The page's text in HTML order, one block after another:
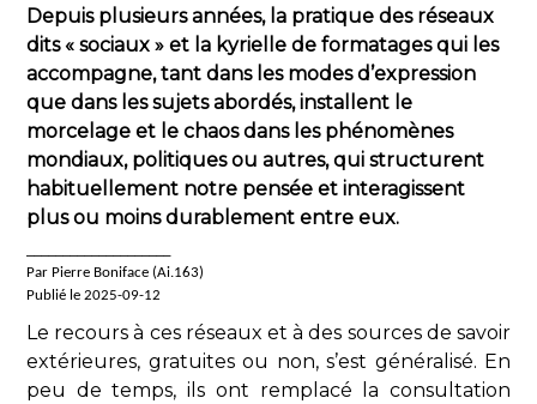
Depuis plusieurs années, la pratique des réseaux
dits « sociaux » et la kyrielle de formatages qui les
accompagne, tant dans les modes d’expression
que dans les sujets abordés, installent le
morcelage et le chaos dans les phénomènes
mondiaux, politiques ou autres, qui structurent
habituellement notre pensée et interagissent
plus ou moins durablement entre eux.
Par Pierre Boniface (Ai.163)
Publié le 2025-09-12
Le recours à ces réseaux et à des sources de savoir
extérieures, gratuites ou non, s’est généralisé. En
peu de temps, ils ont remplacé la consultation